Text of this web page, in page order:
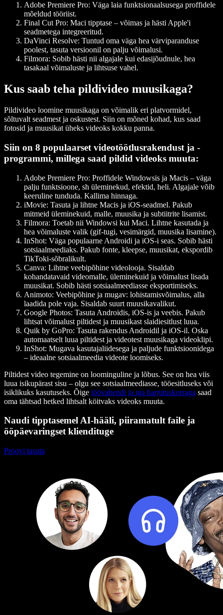
Adobe Premiere Pro: Väga laia funktsionaalsusega proffidele
mõeldud tööriist.
Final Cut Pro: Maci tipptase – võimas ja hästi Apple'i
seadmetega integreeritud.
DaVinci Resolve: Tuntud oma väga hea värviparanduse
poolest, tasuta versioonil on palju võimalusi.
Filmora: Sobib hästi nii algajale kui edasijõudnule, hea
tasakaal võimaluste ja lihtsuse vahel.
Kus saab teha pildivideo muusikaga?
Pildivideo loomine muusikaga on võimalik eri platvormidel,
sõltuvalt seadmest ja oskustest. Siin on mõned kohad, kus saad
fotosid ja muusikat üheks videoks kokku panna.
Siin on 8 populaarset videotöötlusrakendust ja -
programmi, millega saad pildid videoks muuta:
Adobe Premiere Pro: Proffidele Windowsis ja Macis – väga
palju funktsioone, sh üleminekud, efektid, heli. Algajale võib
keeruline tunduda. Kallima hinnaga.
iMovie: Tasuta ja lihtne Macis ja iOS-seadmel. Pakub
mitmeid üleminekuid, malle, muusika ja subtiitrite lisamist.
Filmora: Toetab nii Windowsi kui Maci. Lihtne kasutada ja
hea võimaluste valik (gif-tugi, vesimärgid, muusika lisamine).
InShot: Väga populaarne Androidi ja iOS-i seas. Sobib hästi
sotsiaalmeediaks. Pakub fonte, kleepse, muusikat, ekspordib
TikToki-sõbralikult.
Canva: Lihtne veebipõhine videolooja. Sisaldab
kohandatavaid videomalle, üleminekuid ja võimalust lisada
muusikat. Sobib hästi sotsiaalmeediasse eksportimiseks.
Animoto: Veebipõhine ja mugav: lohistamisvõimalus, alla
laadida pole vaja. Sisaldab suurt muusikavalikut.
Google Photos: Tasuta Androidis, iOS-is ja veebis. Pakub
lihtsat võimalust piltidest ja muusikast slaidiesitlust luua.
Quik by GoPro: Tasuta rakendus Androidil ja iOS-il. Oska
automaatselt luua piltidest ja videotest muusikaga videoklipi.
InShot: Mugava kasutajaliidesega ja paljude funktsioonidega
– ideaalne sotsiaalmeedia videote loomiseks.
Piltidest video tegemine on loominguline ja lõbus. See on hea viis
luua isikupärast sisu – olgu see sotsiaalmeediasse, tööesitluseks või
isiklikuks kasutuseks. Õige töövahendi ja iga harjutuskorraga saad
oma tähtsad hetked lihtsalt köitvaks videoks muuta.
Naudi tipptasemel AI-hääli, piiramatult faile ja
ööpäevaringset kliendituge
Proovi tasuta